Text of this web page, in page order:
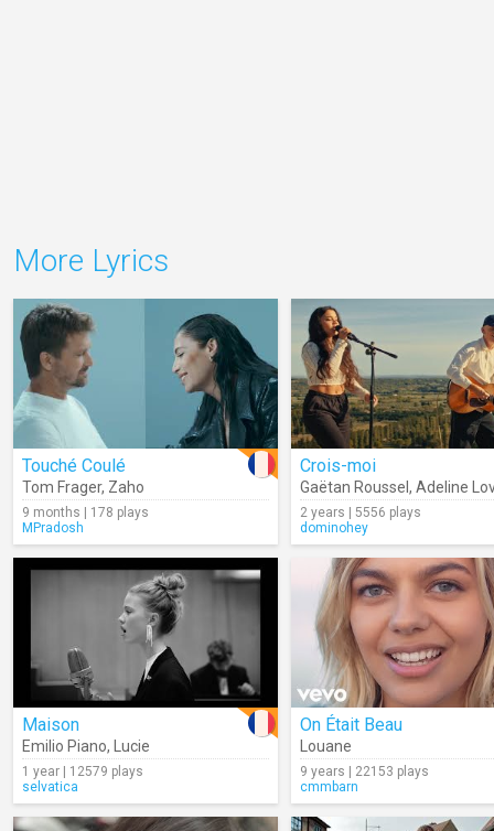
More Lyrics
Touché Coulé
Tom Frager, Zaho
9 months | 178 plays
MPradosh
Crois-moi
Gaëtan Roussel , Adeline
2 years | 5556 plays
dominohey
Maison
Emilio Piano, Lucie
1 year | 12579 plays
selvatica
On Était Beau
Louane
9 years | 22153 plays
cmmbarn